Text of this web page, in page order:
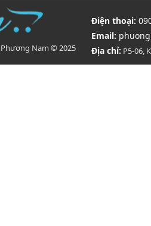
Nam © 2025
Điện thoại:
Email:
Địa chỉ: P5-06,